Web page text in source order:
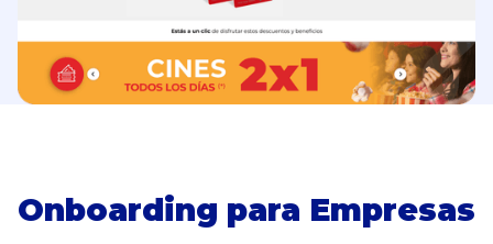
Onboarding para Empresas